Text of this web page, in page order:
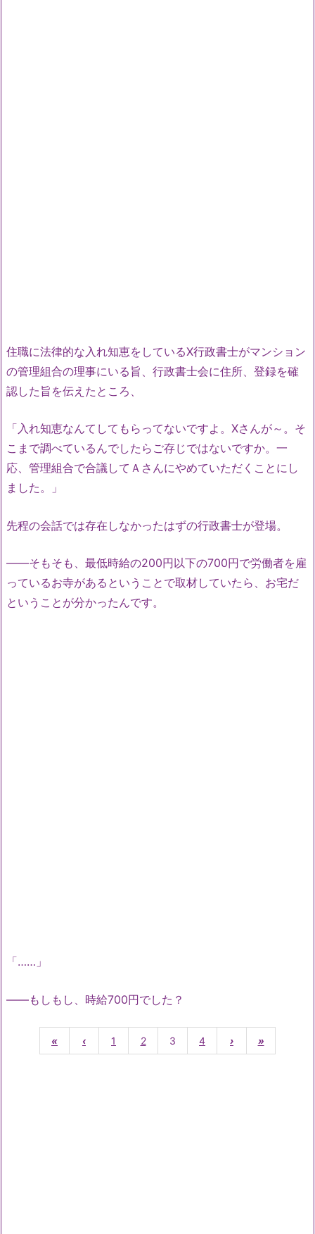
住職に法律的な入れ知恵をしているX行政書士がマンション
の管理組合の理事にいる旨、行政書士会に住所、登録を確
認した旨を伝えたところ、
「入れ知恵なんてしてもらってないですよ。Xさんが～。そ
こまで調べているんでしたらご存じではないですか。一
応、管理組合で合議してＡさんにやめていただくことにし
ました。」
先程の会話では存在しなかったはずの行政書士が登場。
――そもそも、最低時給の200円以下の700円で労働者を雇
っているお寺があるということで取材していたら、お宅だ
ということが分かったんです。
「……」
――もしもし、時給700円でした？
« ‹ 1 2 3 4 › »